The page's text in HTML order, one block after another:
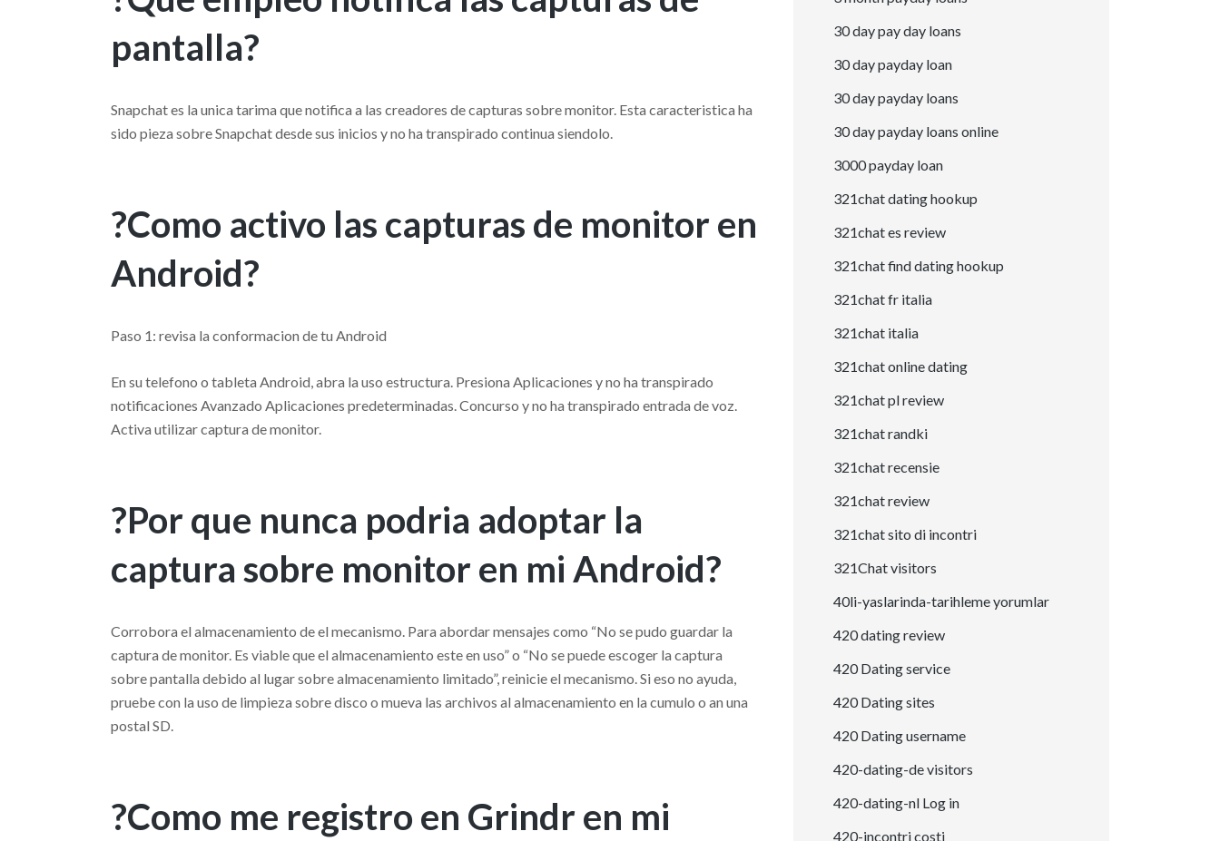
pantalla?
Snapchat es la unica tarima que notifica a las creadores de capturas sobre monitor. Esta caracteristica ha
sido pieza sobre Snapchat desde sus inicios y no ha transpirado continua siendolo.
?Como activo las capturas de monitor en
Android?
Paso 1: revisa la conformacion de tu Android
En su telefono o tableta Android, abra la uso estructura. Presiona Aplicaciones y no ha transpirado
notificaciones Avanzado Aplicaciones predeterminadas. Concurso y no ha transpirado entrada de voz.
Activa utilizar captura de monitor.
?Por que nunca podria adoptar la
captura sobre monitor en mi Android?
Corrobora el almacenamiento de el mecanismo. Para abordar mensajes como “No se pudo guardar la
captura de monitor. Es viable que el almacenamiento este en uso” o “No se puede escoger la captura
sobre pantalla debido al lugar sobre almacenamiento limitado”, reinicie el mecanismo. Si eso no ayuda,
pruebe con la uso de limpieza sobre disco o mueva las archivos al almacenamiento en la cumulo o an una
postal SD.
?Como me registro en Grindr en mi
30 day pay day loans
30 day payday loan
30 day payday loans
30 day payday loans online
3000 payday loan
321chat dating hookup
321chat es review
321chat find dating hookup
321chat fr italia
321chat italia
321chat online dating
321chat pl review
321chat randki
321chat recensie
321chat review
321chat sito di incontri
321Chat visitors
40li-yaslarinda-tarihleme yorumlar
420 dating review
420 Dating service
420 Dating sites
420 Dating username
420-dating-de visitors
420-dating-nl Log in
420-incontri costi